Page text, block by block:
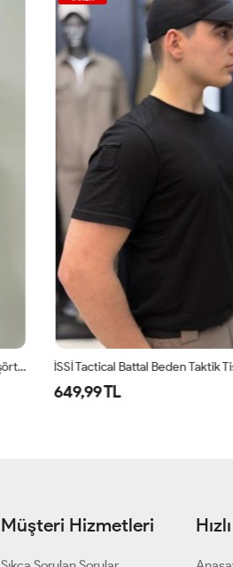
İSSİ Tactical Peçli Dry Touch Likralı Taktik Tişört Siyah İSSİ Tactical Battal Beden Taktik
649,99 TL
Müşteri Hizmetleri